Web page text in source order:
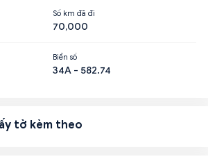
Số km đã đi
70,000
Biển số
34A - 582.74
tờ kèm theo